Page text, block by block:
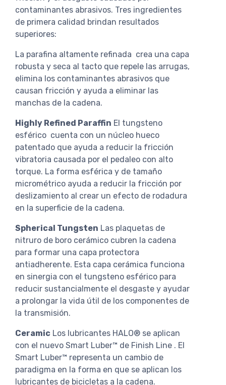
contaminantes abrasivos. Tres ingredientes
de primera calidad brindan resultados
superiores:
La parafina altamente refinada crea una capa
robusta y seca al tacto que repele las arrugas,
elimina los contaminantes abrasivos que
causan fricción y ayuda a eliminar las
manchas de la cadena.
Highly Refined Paraffin El tungsteno
esférico cuenta con un núcleo hueco
patentado que ayuda a reducir la fricción
vibratoria causada por el pedaleo con alto
torque. La forma esférica y de tamaño
micrométrico ayuda a reducir la fricción por
deslizamiento al crear un efecto de rodadura
en la superficie de la cadena.
Spherical Tungsten Las plaquetas de
nitruro de boro cerámico cubren la cadena
para formar una capa protectora
antiadherente. Esta capa cerámica funciona
en sinergia con el tungsteno esférico para
reducir sustancialmente el desgaste y ayudar
a prolongar la vida útil de los componentes de
la transmisión.
Ceramic Los lubricantes HALO® se aplican
con el nuevo Smart Luber™ de Finish Line . El
Smart Luber™ representa un cambio de
paradigma en la forma en que se aplican los
lubricantes de bicicletas a la cadena.